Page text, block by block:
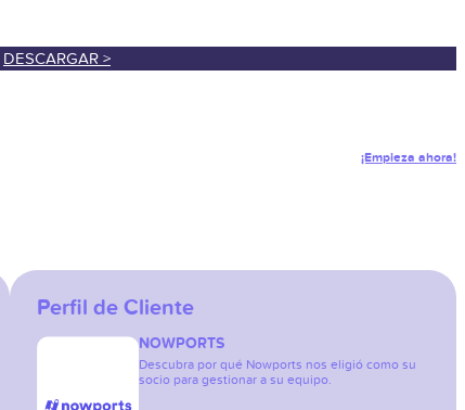
DESCARGAR >
¡Empieza ahora!
Perfil de Cliente
NOWPORTS
Descubra por qué Nowports nos eligió como su
socio para gestionar a su equipo.